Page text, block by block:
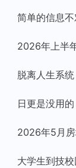
简单的信息
2026年上半
脱离人生系
日更是没用的
2026年5月
大学生到技